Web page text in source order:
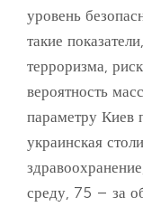
уровень
такие
терроризма,
вероятность
параметру Киев
украинская
среду, 75 – за